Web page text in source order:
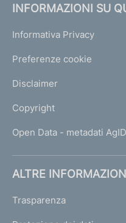
INFORMAZIONI SU
Informativa Privacy
Preferenze cookie
Disclaimer
Copyright
Open Data - metadati
ALTRE
Trasparenza